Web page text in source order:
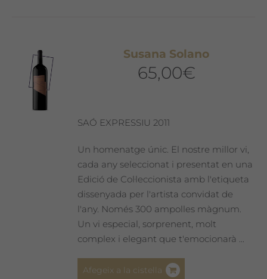
Susana Solano
65,00€
SAÓ EXPRESSIU 2011
Un homenatge únic. El nostre millor vi,
cada any seleccionat i presentat en una
Edició de Col·leccionista amb l'etiqueta
dissenyada per l'artista convidat de
l'any. Només 300 ampolles màgnum.
Un vi especial, sorprenent, molt
complex i elegant que t'emocionarà ...
Afegeix a la cistella